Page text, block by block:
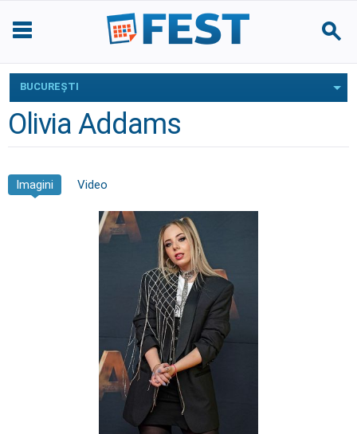
BUCUREŞTI
Olivia Addams
Imagini Video